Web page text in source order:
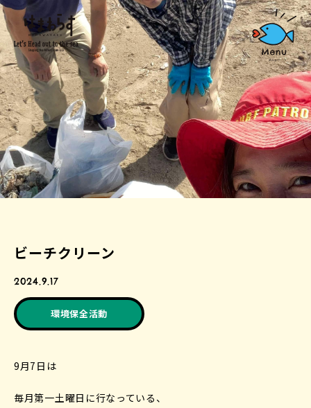
ビーチクリーン
2024.9.17
環境保全活動
9月7日は
毎月第一土曜日に行なっている、